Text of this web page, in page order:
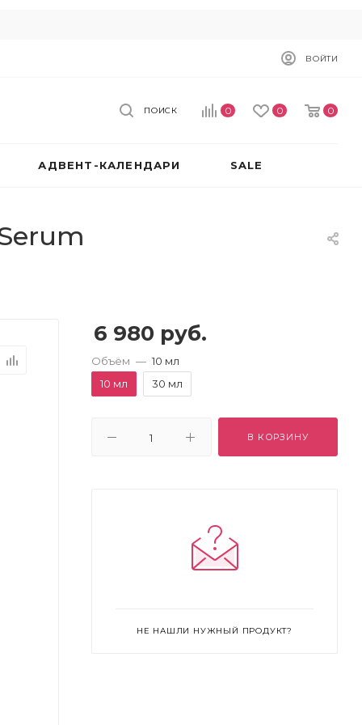
ВОЙТИ
0 0 0
ПОИСК
АДВЕНТ-КАЛЕНДАРИ SALE
6 980 руб.
Объём — 10 мл
10 мл
30 мл
В КОРЗИНУ
НЕ НАШЛИ НУЖНЫЙ ПРОДУКТ?